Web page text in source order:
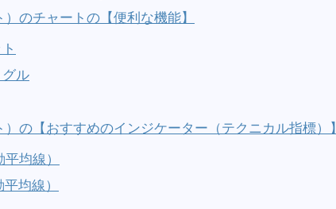
のチャートの【便利な機能】
ル
の【おすすめのインジケーター（テクニカル指標）】
均線）
均線）